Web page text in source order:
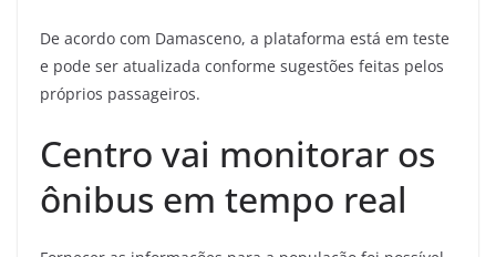
De acordo com Damasceno, a plataforma está em teste
e pode ser atualizada conforme sugestões feitas pelos
próprios passageiros.
Centro vai monitorar os
ônibus em tempo real